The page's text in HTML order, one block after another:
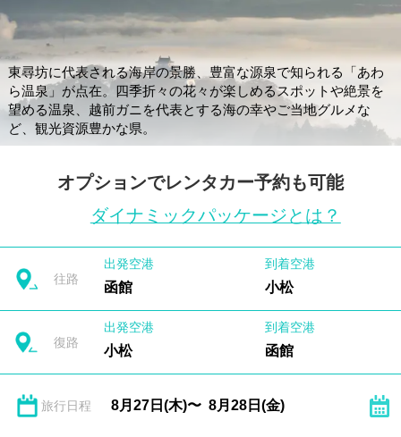
東尋坊に代表される海岸の景勝、豊富な源泉で知られる「あわ
ら温泉」が点在。四季折々の花々が楽しめるスポットや絶景を
望める温泉、越前ガニを代表とする海の幸やご当地グルメな
ど、観光資源豊かな県。
オプションでレンタカー予約も可能
ダイナミックパッケージとは？
往路
出発空港
函館
到着空港
小松
復路
出発空港
小松
到着空港
函館
旅行日程